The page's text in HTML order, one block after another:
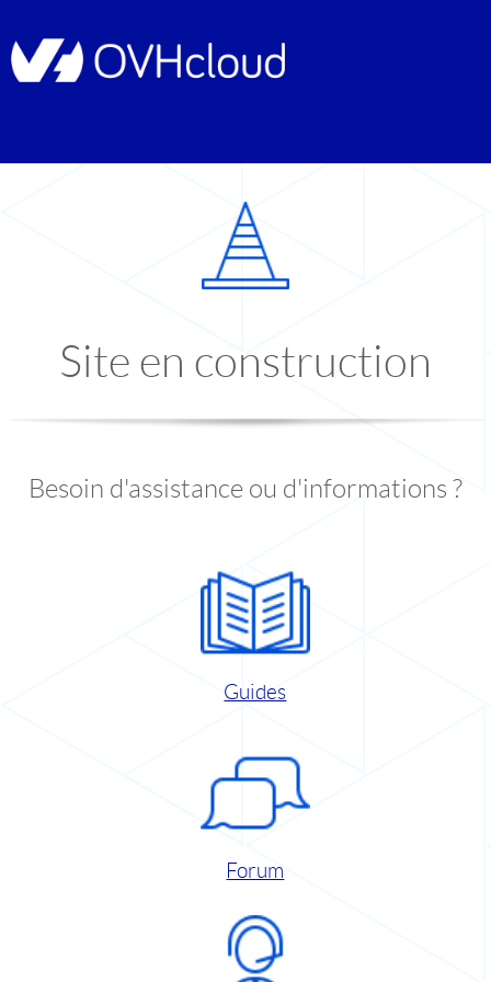
Site en construction
Besoin d'assistance ou d'informations ?
Guides
Forum